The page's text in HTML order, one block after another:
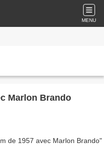
MENU
Marlon Brando